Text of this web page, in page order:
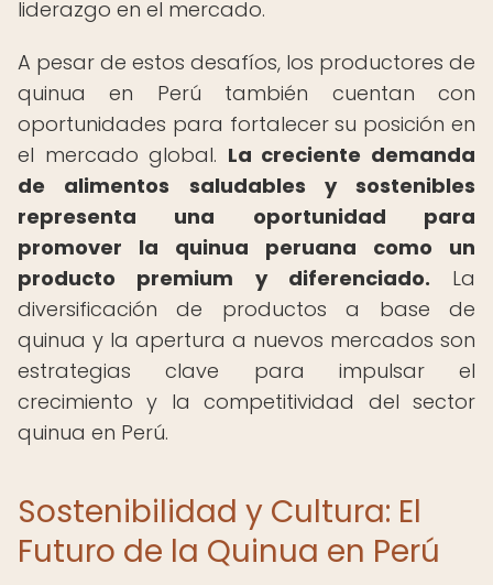
liderazgo en el mercado.
A pesar de estos desafíos, los productores de
quinua en Perú también cuentan con
oportunidades para fortalecer su posición en
el mercado global. La creciente demanda
de alimentos saludables y sostenibles
representa una oportunidad para
promover la quinua peruana como un
producto premium y diferenciado. La
diversificación de productos a base de
quinua y la apertura a nuevos mercados son
estrategias clave para impulsar el
crecimiento y la competitividad del sector
quinua en Perú.
Sostenibilidad y Cultura: El
Futuro de la Quinua en Perú